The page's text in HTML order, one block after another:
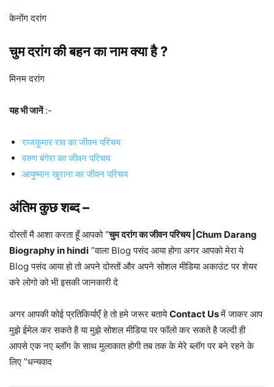
केनोंग दरांग
चुम दरांग की बहन का नाम क्या है ?
मिनम दरांग
यह भी जानें:-
राजकुमार राव का जीवन परिचय
वरुण बंगेरा का जीवन परिचय
आयुष्मान खुराना का जीवन परिचय
अंतिम कुछ शब्द –
दोस्तों मै आशा करता हूँ आपको ”चुम दरांग का जीवन परिचय |Chum Darang
Biography in hindi ”वाला Blog पसंद आया होगा अगर आपको मेरा ये
Blog पसंद आया हो तो अपने दोस्तों और अपने सोशल मीडिया अकाउंट पर शेयर
करे लोगो को भी इसकी जानकारी दे
अगर आपकी कोई प्रतिकिर्याएँ हे तो हमे जरूर बतायेContact Usमें जाकर आप
मुझे ईमेल कर सकते है या मुझे सोशल मीडिया पर फॉलो कर सकते है जल्दी ही
आपसे एक नए ब्लॉग के साथ मुलाकात होगी तब तक के मेरे ब्लॉग पर बने रहने के
लिए ”धन्यवाद